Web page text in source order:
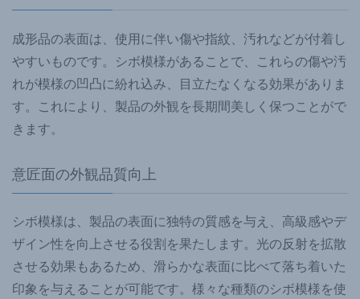
成形品の表面は、使用に伴い傷や指紋、汚れなどが付着し
やすいものです。シボ模様があることで、これらの傷や汚
れが模様の凹凸に紛れ込み、目立たなくなる効果がありま
す。これにより、製品の外観を長期間美しく保つことがで
きます。
意匠面の外観品質向上
シボ模様は、製品の表面に独特の質感を与え、高級感やデ
ザイン性を向上させる役割を果たします。光の反射を拡散
させる効果もあるため、滑らかな表面に比べて落ち着いた
印象を与えることが可能です。様々な種類のシボ模様を使